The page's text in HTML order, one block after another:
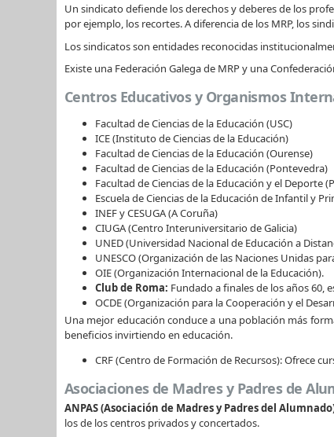
Un sindicato defiende los derechos y deberes de los
por ejemplo, los recortes. A diferencia de los MRP, los
Los sindicatos son entidades reconocidas
Existe una Federación Galega de MRP y una
Centros Educativos y Organismos
Facultad de Ciencias de la Educación (USC)
ICE (Instituto de Ciencias de la Educación)
Facultad de Ciencias de la Educación (Ourense)
Facultad de Ciencias de la Educación (Pontevedra)
Facultad de Ciencias de la Educación y el Deporte
Escuela de Ciencias de la Educación de Infantil y
INEF y CESUGA (A Coruña)
CIUGA (Centro Interuniversitario de Galicia)
UNED (Universidad Nacional de Educación a
UNESCO (Organización de las Naciones Unidas
OIE (Organización Internacional de la Educación).
Club de Roma: Fundado a finales de los años 60,
OCDE (Organización para la Cooperación y el
Una mejor educación conduce a una población más
beneficios invirtiendo en educación.
CRF (Centro de Formación de Recursos): Ofrece
Asociaciones de Madres y Padres de
ANPAS (Asociación de Madres y Padres del
los de los centros privados y concertados.